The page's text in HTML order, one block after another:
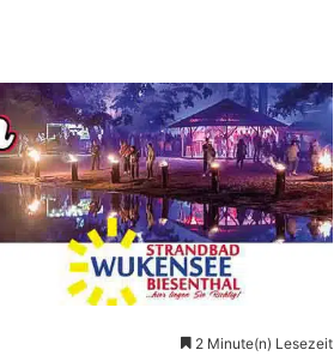
2 Minute(n) Lesezeit